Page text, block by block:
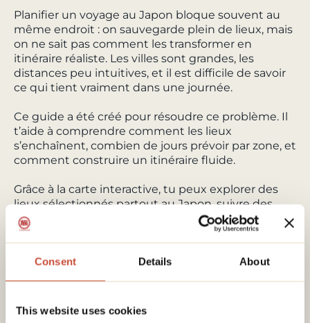
Consent Details About
This website uses cookies
Planifier un voyage au Japon bloque souvent au
même endroit : on sauvegarde plein de lieux, mais
on ne sait pas comment les transformer en
itinéraire réaliste. Les villes sont grandes, les
distances peu intuitives, et il est difficile de savoir
ce qui tient vraiment dans une journée.
Ce guide a été créé pour résoudre ce problème. Il
t’aide à comprendre comment les lieux
s’enchaînent, combien de jours prévoir par zone, et
comment construire un itinéraire fluide.
Grâce à la carte interactive, tu peux explorer des
lieux sélectionnés partout au Japon, suivre des
itinéraires et excursions prêts à l’emploi, combiner
mes parcours avec les tiens et tout adapter à ton
rythme.
réaliste.